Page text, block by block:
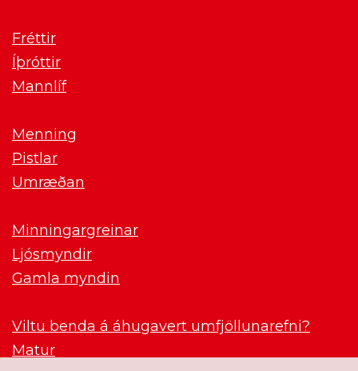
Fréttir
Íþróttir
Mannlíf
Menning
Pistlar
Umræðan
Minningargreinar
Ljósmyndir
Gamla myndin
Viltu benda á áhugavert umfjöllunarefni?
Matur